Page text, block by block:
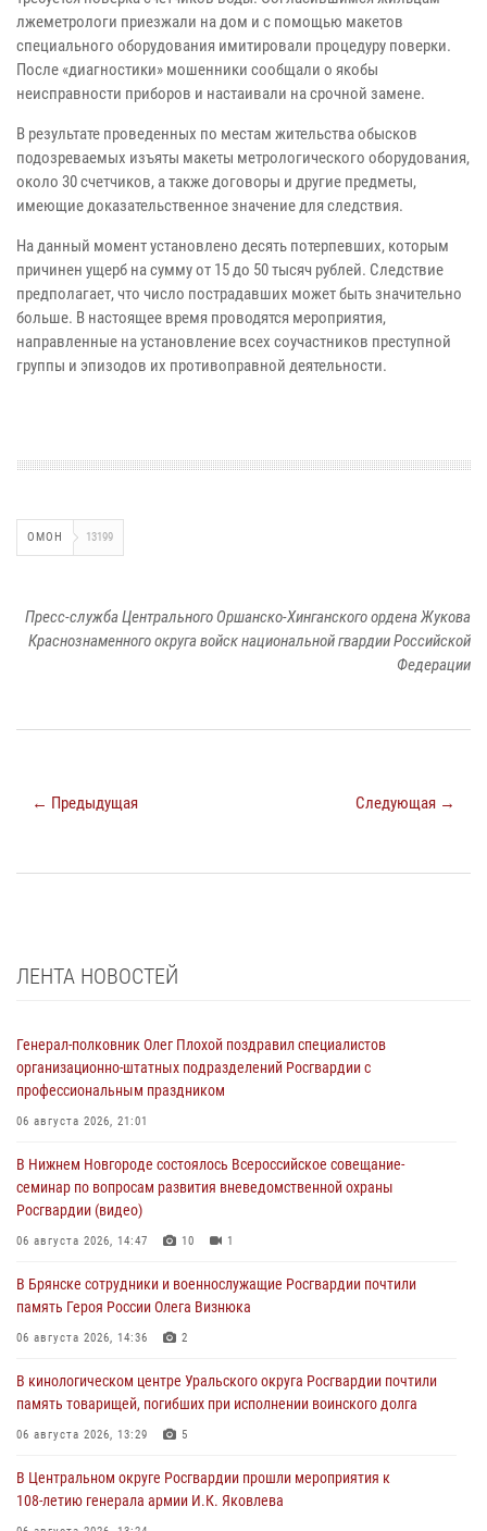
лжеметрологи приезжали на дом и с помощью макетов
специального оборудования имитировали процедуру поверки.
После «диагностики» мошенники сообщали о якобы
неисправности приборов и настаивали на срочной замене.
В результате проведенных по местам жительства обысков
подозреваемых изъяты макеты метрологического оборудования,
около 30 счетчиков, а также договоры и другие предметы,
имеющие доказательственное значение для следствия.
На данный момент установлено десять потерпевших, которым
причинен ущерб на сумму от 15 до 50 тысяч рублей. Следствие
предполагает, что число пострадавших может быть значительно
больше. В настоящее время проводятся мероприятия,
направленные на установление всех соучастников преступной
группы и эпизодов их противоправной деятельности.
ОМОН 13199
Пресс-служба Центрального Оршанско-Хинганского ордена Жукова
Краснознаменного округа войск национальной гвардии Российской
Федерации
← Предыдущая Следующая →
ЛЕНТА НОВОСТЕЙ
Генерал-полковник Олег Плохой поздравил специалистов
организационно-штатных подразделений Росгвардии с
профессиональным праздником
06 августа 2026, 21:01
В Нижнем Новгороде состоялось Всероссийское совещание-
семинар по вопросам развития вневедомственной охраны
Росгвардии (видео)
06 августа 2026, 14:47 10 1
В Брянске сотрудники и военнослужащие Росгвардии почтили
память Героя России Олега Визнюка
06 августа 2026, 14:36 2
В кинологическом центре Уральского округа Росгвардии почтили
память товарищей, погибших при исполнении воинского долга
06 августа 2026, 13:29 5
В Центральном округе Росгвардии прошли мероприятия к
108‑летию генерала армии И.К. Яковлева